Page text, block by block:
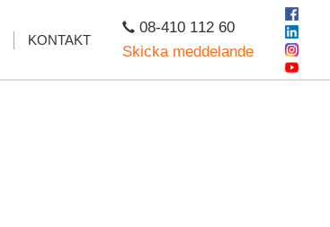
08-410 112 60
Skicka meddelande
KONTAKT